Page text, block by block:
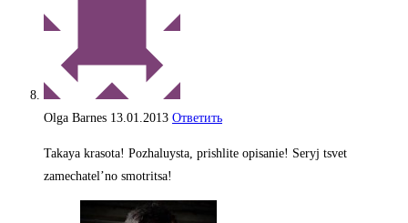
Olga Barnes 13.01.2013 Ответить
Takaya krasota! Pozhaluysta, prishlite opisanie! Seryj tsvet
zamechatel’no smotritsa!